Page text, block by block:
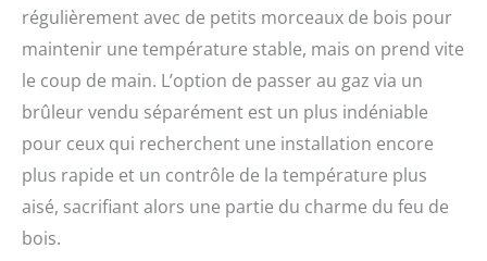
régulièrement avec de petits morceaux de bois pour
maintenir une température stable, mais on prend vite
le coup de main. L’option de passer au gaz via un
brûleur vendu séparément est un plus indéniable
pour ceux qui recherchent une installation encore
plus rapide et un contrôle de la température plus
aisé, sacrifiant alors une partie du charme du feu de
bois.